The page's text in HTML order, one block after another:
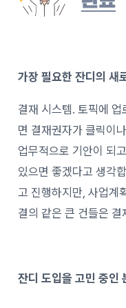
가장 필요한 잔디의 새
결재 시스템. 토픽에 업
면 결재권자가 클릭이
업무적으로 기안이 되
있으면 좋겠다고 생각
고 진행하지만, 사업계
결의 같은 큰 건들은
잔디 도입을 고민 중인